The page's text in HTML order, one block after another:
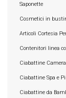
Saponette
Cosmetici in
Articoli Cortesia
Contenitori linea
Ciabattine
Ciabattine Spa e
Ciabattine da